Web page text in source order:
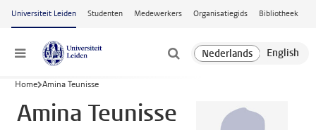
Ga naar hoofdinhoud
Universiteit Leiden Studenten Medewerkers Organisatiegids Bibliotheek
Menu
Home Amina Teunisse
Amina Teunisse